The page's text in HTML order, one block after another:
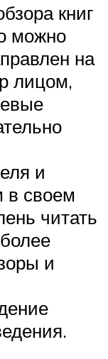
книг
можно
на
лицом,
и
в своем
читать
и